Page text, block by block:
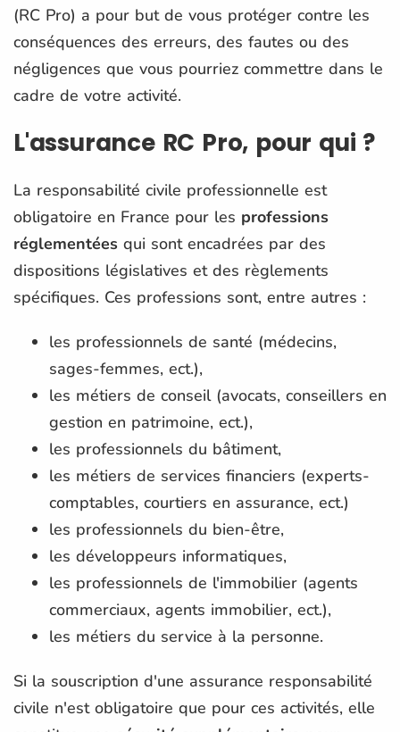
(RC Pro) a pour but de vous protéger contre les
conséquences des erreurs, des fautes ou des
négligences que vous pourriez commettre dans le
cadre de votre activité.
L'assurance RC Pro, pour qui ?
La responsabilité civile professionnelle est
obligatoire en France pour les professions
réglementées qui sont encadrées par des
dispositions législatives et des règlements
spécifiques. Ces professions sont, entre autres :
les professionnels de santé (médecins,
sages-femmes, ect.),
les métiers de conseil (avocats, conseillers en
gestion en patrimoine, ect.),
les professionnels du bâtiment,
les métiers de services financiers (experts-
comptables, courtiers en assurance, ect.)
les professionnels du bien-être,
les développeurs informatiques,
les professionnels de l'immobilier (agents
commerciaux, agents immobilier, ect.),
les métiers du service à la personne.
Si la souscription d'une assurance responsabilité
civile n'est obligatoire que pour ces activités, elle